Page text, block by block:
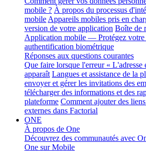
mobile ? À propos du processus
mobile Appareils mobiles pris en
version de votre application Boîte de
Application mobile — Protégez votre
authentification biométrique
Réponses aux questions courantes
Que faire lorsque l'erreur « L'adresse
apparaît Langues et assistance de la
envoyer et gérer les invitations des
télécharger des informations et des
plateforme Comment ajouter des
externes dans Factorial
ONE
À propos de One
Découvrez des communautés avec
One sur Mobile